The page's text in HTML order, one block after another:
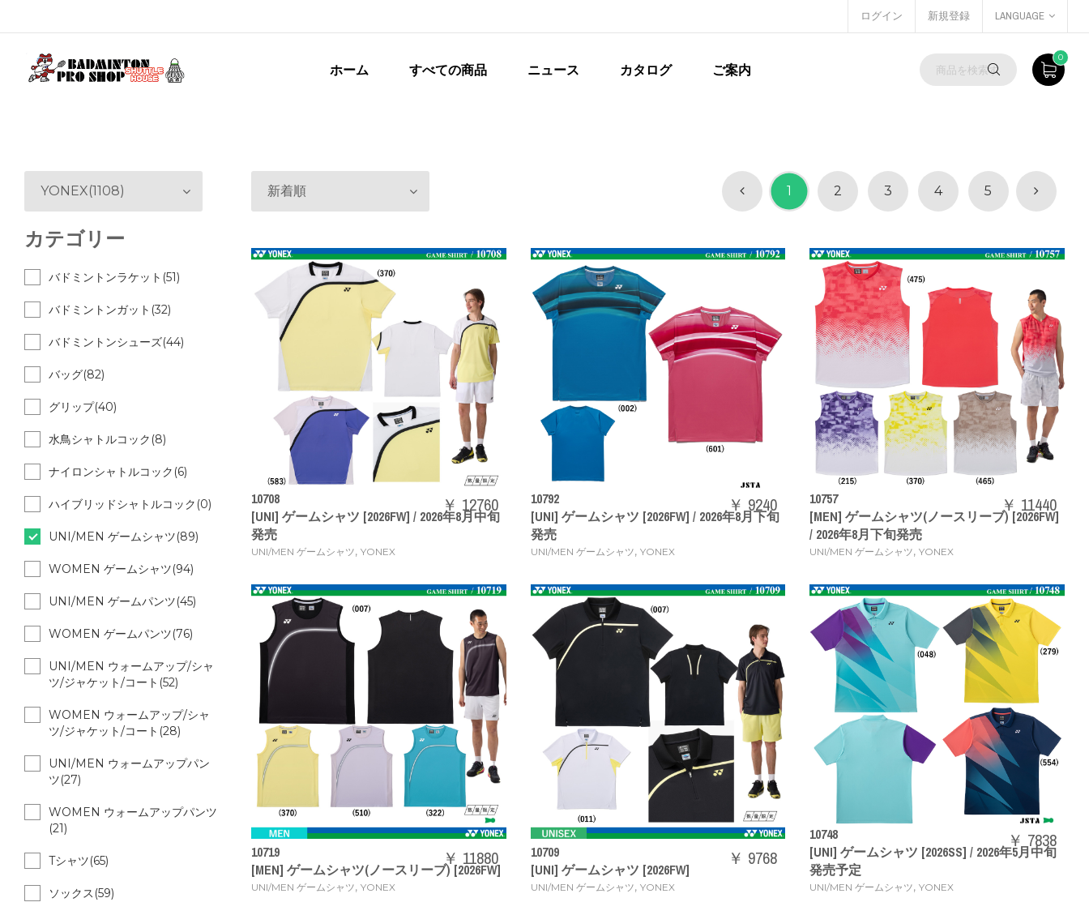
ログイン 新規登録 LANGUAGE
ホーム すべての商品 ニュース カタログ ご案内
0
新着順 1 2 3 4 5
10708
[UNI] ゲームシャツ [2026FW] / 2026年8月中旬
発売
UNI/MEN ゲームシャツ, YONEX
￥ 12760
10792
[UNI] ゲームシャツ [2026FW] / 2026年8月下旬
発売
UNI/MEN ゲームシャツ, YONEX
￥ 9240
10757
[MEN] ゲームシャツ(ノースリーブ) [2026FW]
/ 2026年8月下旬発売
UNI/MEN ゲームシャツ,YONEX
￥ 11440
10719
[MEN] ゲームシャツ(ノースリーブ) [2026FW]
UNI/MEN ゲームシャツ, YONEX
￥ 11880
10709
[UNI] ゲームシャツ [2026FW]
UNI/MEN ゲームシャツ, YONEX
￥ 9768
10748
[UNI] ゲームシャツ [2026SS] / 2026年5月中旬
発売予定
UNI/MEN ゲームシャツ,YONEX
￥ 7838
YONEX(1108)
カテゴリー
バドミントンラケット(51)
バドミントンガット(32)
バドミントンシューズ(44)
バッグ(82)
グリップ(40)
水鳥シャトルコック(8)
ナイロンシャトルコック(6)
ハイブリッドシャトルコック(0)
UNI/MEN ゲームシャツ(89)
WOMEN ゲームシャツ(94)
UNI/MEN ゲームパンツ(45)
WOMEN ゲームパンツ(76)
UNI/MEN ウォームアップ/シャ
ツ/ジャケット/コート(52)
WOMEN ウォームアップ/シャ
ツ/ジャケット/コート(28)
UNI/MEN ウォームアップパン
ツ(27)
WOMEN ウォームアップパンツ
(21)
Tシャツ(65)
ソックス(59)